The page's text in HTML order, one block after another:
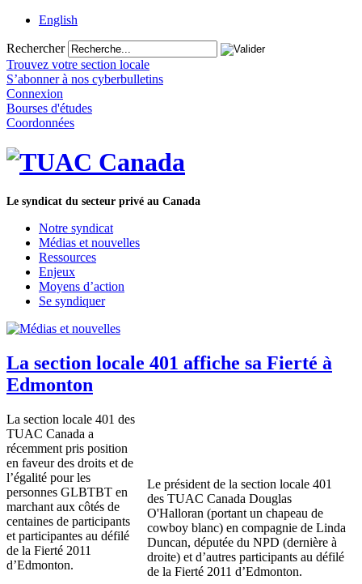
English
Rechercher
Trouvez votre section locale
S’abonner à nos cyberbulletins
Connexion
Bourses d'études
Coordonnées
Le syndicat du secteur privé au Canada
Notre syndicat
Médias et nouvelles
Ressources
Enjeux
Moyens d’action
Se syndiquer
La section locale 401 affiche sa Fierté à
Edmonton
Le président de la section locale 401
des TUAC Canada Douglas
O'Halloran (portant un chapeau de
cowboy blanc) en compagnie de Linda
Duncan, députée du NPD (dernière à
droite) et d’autres participants au défilé
de la Fierté 2011 d’Edmonton.
La section locale 401 des
TUAC Canada a
récemment pris position
en faveur des droits et de
l’égalité pour les
personnes GLBTBT en
marchant aux côtés de
centaines de participants
et participantes au défilé
de la Fierté 2011
d’Edmonton.